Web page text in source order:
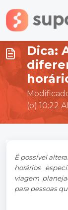
Ir para o
Dica:
(o) 10:22
É possível
horários
viagem
para pessoas